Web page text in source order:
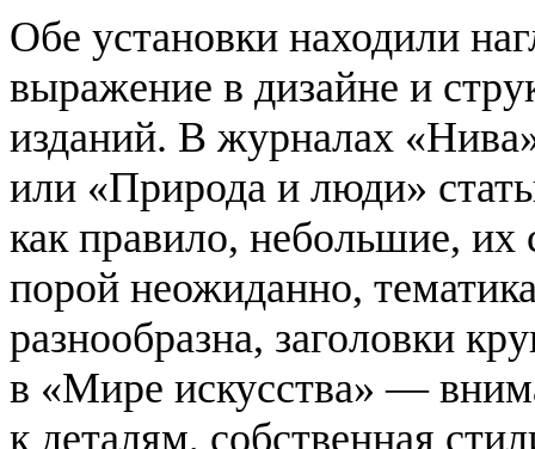
Обе установки находили
выражение в дизайне и
изданий. В журналах
или «Природа и люди»
как правило, небольшие, их
порой неожиданно,
разнообразна, заголовки
в «Мире искусства» —
к деталям, собственная